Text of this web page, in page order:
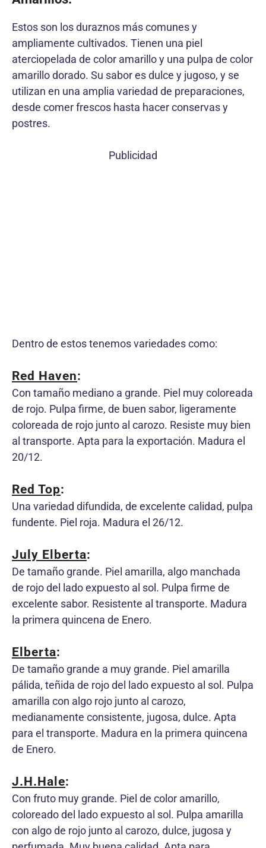
Estos son los duraznos más comunes y
ampliamente cultivados. Tienen una piel
aterciopelada de color amarillo y una pulpa de color
amarillo dorado. Su sabor es dulce y jugoso, y se
utilizan en una amplia variedad de preparaciones,
desde comer frescos hasta hacer conservas y
postres.
Publicidad
Dentro de estos tenemos variedades como:
Red Haven:
Con tamaño mediano a grande. Piel muy coloreada
de rojo. Pulpa firme, de buen sabor, ligeramente
coloreada de rojo junto al carozo. Resiste muy bien
al transporte. Apta para la exportación. Madura el
20/12.
Red Top:
Una variedad difundida, de excelente calidad, pulpa
fundente. Piel roja. Madura el 26/12.
July Elberta:
De tamaño grande. Piel amarilla, algo manchada
de rojo del lado expuesto al sol. Pulpa firme de
excelente sabor. Resistente al transporte. Madura
la primera quincena de Enero.
Elberta:
De tamaño grande a muy grande. Piel amarilla
pálida, teñida de rojo del lado expuesto al sol. Pulpa
amarilla con algo rojo junto al carozo,
medianamente consistente, jugosa, dulce. Apta
para el transporte. Madura en la primera quincena
de Enero.
J.H.Hale:
Con fruto muy grande. Piel de color amarillo,
coloreado del lado expuesto al sol. Pulpa amarilla
con algo de rojo junto al carozo, dulce, jugosa y